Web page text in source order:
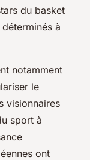
du basket
à
notamment
le
visionnaires
sport à
ont